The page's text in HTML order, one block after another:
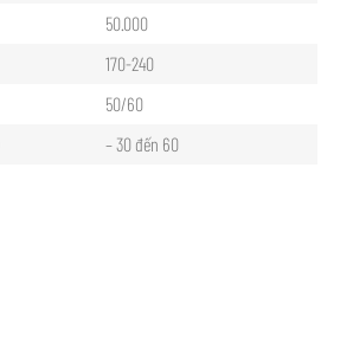
50.000
170-240
50/60
– 30 đến 60